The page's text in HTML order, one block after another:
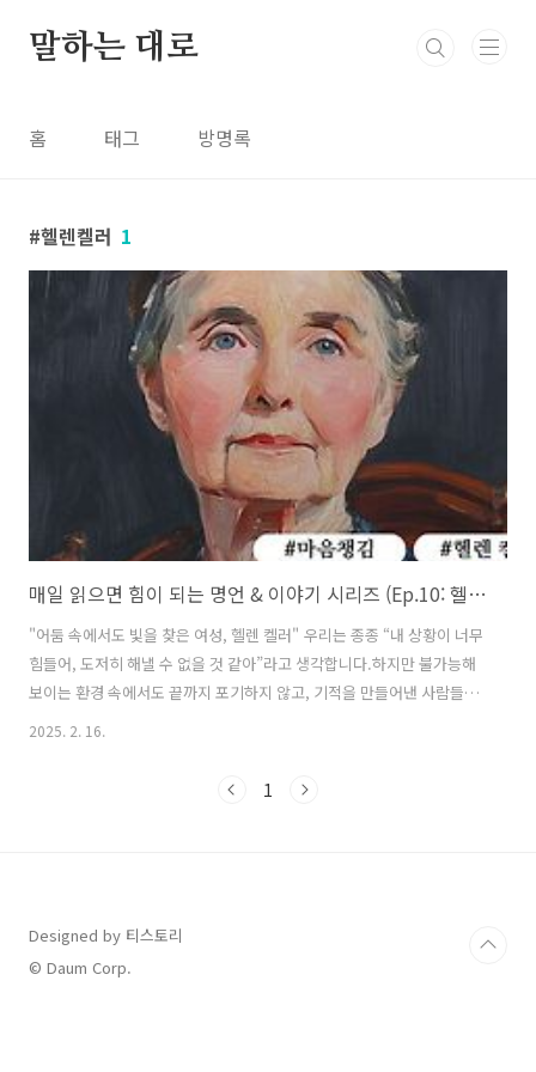
말하는 대로
홈 태그 방명록
헬렌켈러 1
매일 읽으면 힘이 되는 명언 & 이야기 시리즈 (Ep.10: 헬렌 켈러)
"어둠 속에서도 빛을 찾은 여성, 헬렌 켈러" 우리는 종종 “내 상황이 너무
힘들어, 도저히 해낼 수 없을 것 같아”라고 생각합니다.하지만 불가능해
보이는 환경 속에서도 끝까지 포기하지 않고, 기적을 만들어낸 사람들이
있습니다.그중 한 사람이 바로 헬렌 켈러(Helen Keller)입니다. 오늘은
는 법을 이야기해볼까요? 1. 헬렌 켈러는 누구인가?헬렌 켈러(1880-
2025. 2. 16.
1
Designed by 티스토리
© Daum Corp.